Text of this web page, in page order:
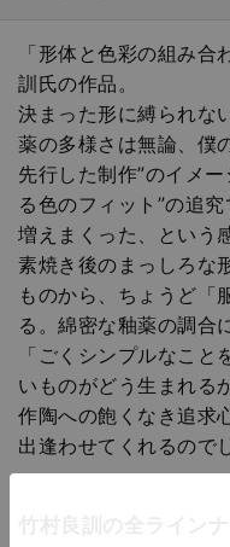
「形体と色彩の組み合
訓氏の作品。
決まった形に縛られな
薬の多様さは無論、僕
先行した制作”のイメ
る色のフィット”の追
増えまくった、という
素焼き後のまっしろな
ものから、ちょうど「
る。綿密な釉薬の調合
「ごくシンプルなこと
いものがどう生まれる
作陶への飽くなき追求
出逢わせてくれるので